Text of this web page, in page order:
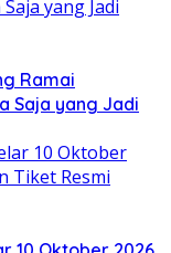
Ramai
Saja yang Jadi